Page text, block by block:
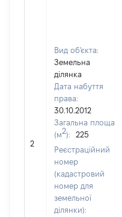
2
Вид об'єкта:
Земельна
ділянка
Дата набуття
права:
30.10.2012
Загальна площа
(м2):
225
Реєстраційний
номер
(кадастровий
номер для
земельної
ділянки):